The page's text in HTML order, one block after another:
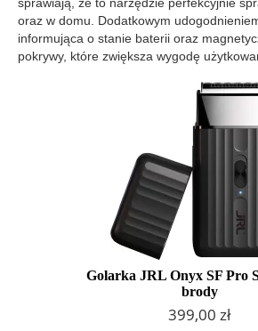
oraz w domu. Dodatkowym
informująca o stanie baterii oraz
pokrywy, które zwiększa wygodę
Golarka JRL Onyx SF Pro
brody
399,00 zł